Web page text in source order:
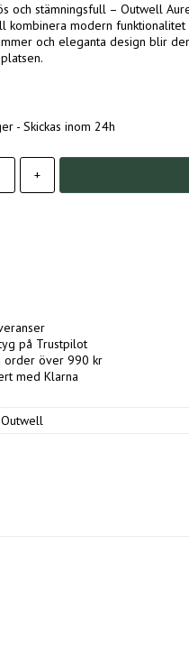
och stämningsfull – Outwell
kombinera modern
och eleganta design blir
- Skickas inom 24h
+
på Trustpilot
order över 990 kr
med Klarna
Outwell